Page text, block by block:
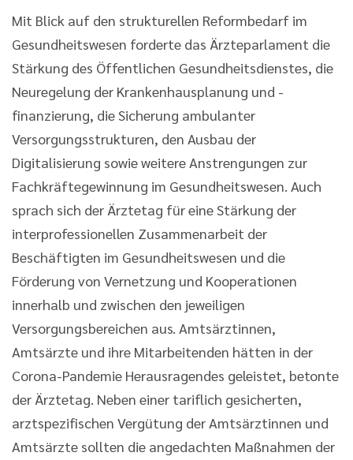
Mit Blick auf den strukturellen Reformbedarf im
Gesundheitswesen forderte das Ärzteparlament die
Stärkung des Öffentlichen Gesundheitsdienstes, die
Neuregelung der Krankenhausplanung und -
finanzierung, die Sicherung ambulanter
Versorgungsstrukturen, den Ausbau der
Digitalisierung sowie weitere Anstrengungen zur
Fachkräftegewinnung im Gesundheitswesen. Auch
sprach sich der Ärztetag für eine Stärkung der
interprofessionellen Zusammenarbeit der
Beschäftigten im Gesundheitswesen und die
Förderung von Vernetzung und Kooperationen
innerhalb und zwischen den jeweiligen
Versorgungsbereichen aus. Amtsärztinnen,
Amtsärzte und ihre Mitarbeitenden hätten in der
Corona-Pandemie Herausragendes geleistet, betonte
der Ärztetag. Neben einer tariflich gesicherten,
arztspezifischen Vergütung der Amtsärztinnen und
Amtsärzte sollten die angedachten Maßnahmen der